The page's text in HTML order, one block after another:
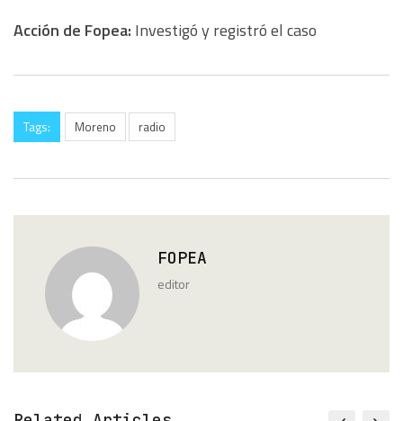
Acción de Fopea: Investigó y registró el caso
Tags: Moreno radio
FOPEA
editor